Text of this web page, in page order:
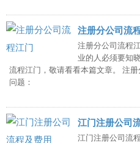
注册分公司流
注册分公司流程
业的人必须要知
流程江门，敬请看看本篇文章。 注
问题：
江门注册公司
江门注册公司流